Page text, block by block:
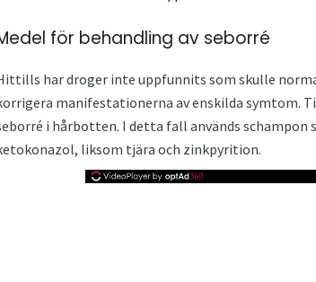
för behandling av seborré
har droger inte uppfunnits som skulle
manifestationerna av enskilda symtom.
i hårbotten. I detta fall används
liksom tjära och zinkpyrition.